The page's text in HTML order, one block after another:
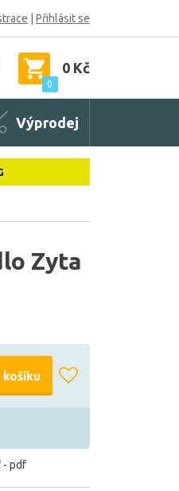
Přihlásit se
0
0 Kč
Výprodej
Zyta
košíku
- pdf